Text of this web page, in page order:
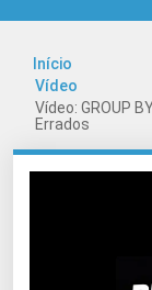
Início
Vídeo
Vídeo: GROUP
Errados